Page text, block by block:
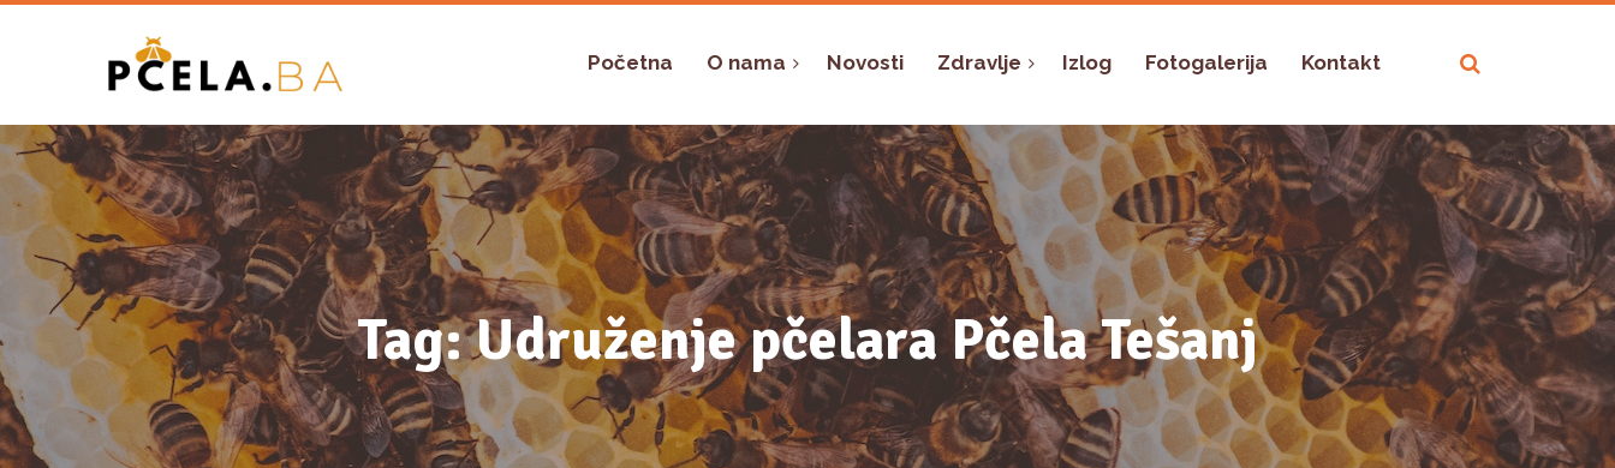
Početna O nama Novosti Zdravlje Izlog Fotogalerija Kontakt
Tag: Udruženje pčelara Pčela Tešanj